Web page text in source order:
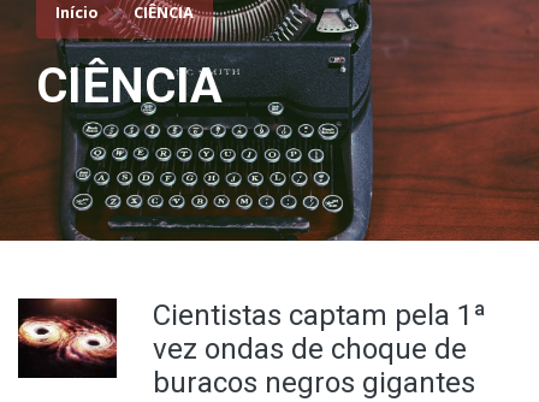
Início CIÊNCIA
CIÊNCIA
Cientistas captam pela 1ª
vez ondas de choque de
buracos negros gigantes